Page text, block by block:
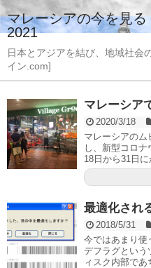
マレーシアの今を見
2021
日本とアジアを結び、地域社
イン.com]
マレーシア
2020/3/18
マレーシアのム
し、新型コロ
18日から31日
最適化され
2018/5/31
今ではあまり使
デフラグという
ィスク内部で